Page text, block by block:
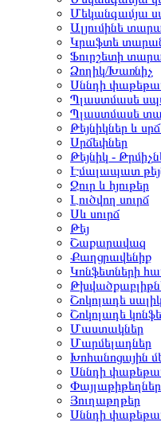
Մեկանգամյա
Ալյումինե
Կրաֆտե
Ֆուրշետի
Ձողիկ/Խառնիչ
Սննդի
Պլաստմասե
Պլաստմասե
Թեյնիկներ և
Սրճեփներ
Թեյնիկ -
Էմալապատ
Ջուր և հյութեր
Լուծվող սուրճ
Սև սուրճ
Թեյ
Շաքարավազ
Քաղցրավենիք
Կոնֆետների
Շոկոլադե
Շոկոլադե
Մաստակներ
Մարմելադներ
Խոհանոցային
Սննդի
Փայլաթիթեղներ
Յուղաթղթեր
Սննդի